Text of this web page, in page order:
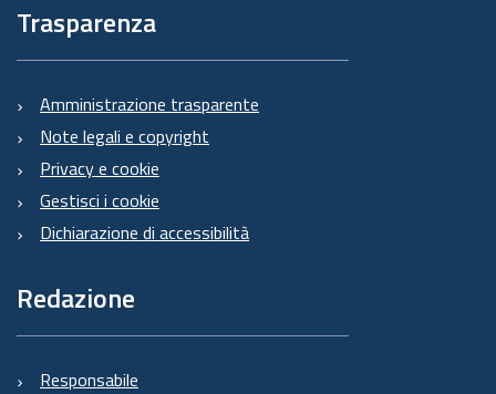
Trasparenza
Amministrazione trasparente
Note legali e copyright
Privacy e cookie
Gestisci i cookie
Dichiarazione di accessibilità
Redazione
Responsabile